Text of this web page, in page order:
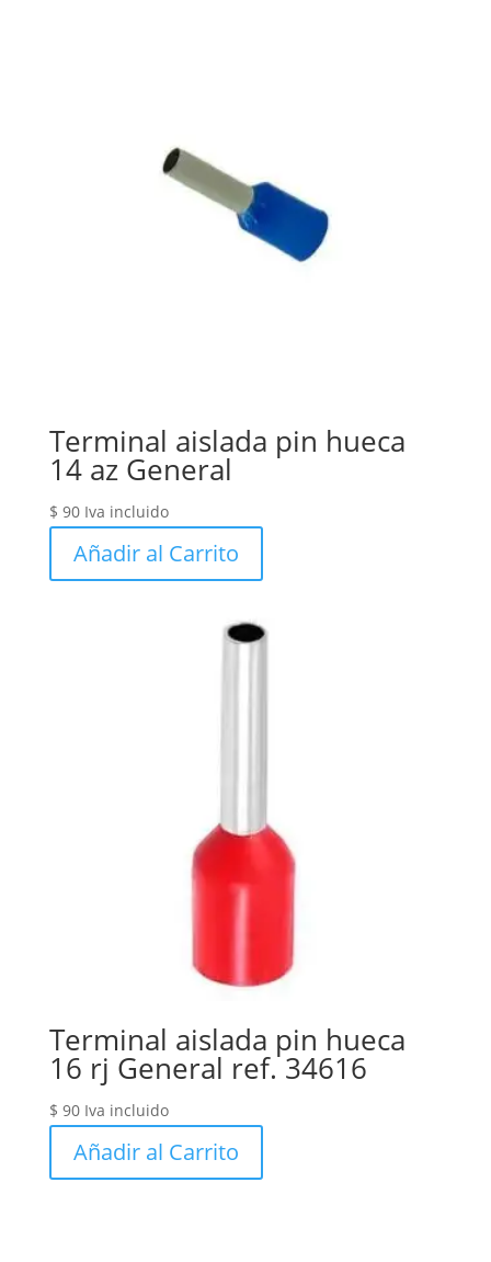
Terminal aislada pin hueca
14 az General
$ 90 Iva incluido
Añadir al Carrito
Terminal aislada pin hueca
16 rj General ref. 34616
$ 90 Iva incluido
Añadir al Carrito